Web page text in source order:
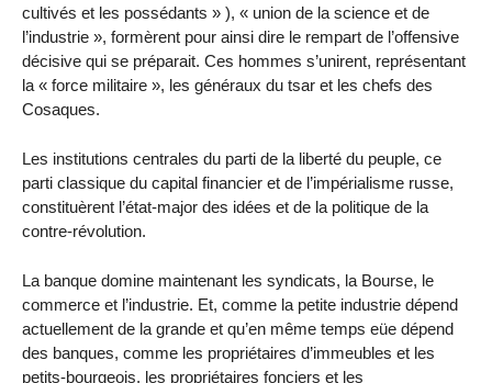
cultivés et les possédants » ), « union de la science et de
l’industrie », formèrent pour ainsi dire le rempart de l’offensive
décisive qui se préparait. Ces hommes s’unirent, représentant
la « force militaire », les généraux du tsar et les chefs des
Cosaques.
Les institutions centrales du parti de la liberté du peuple, ce
parti classique du capital financier et de l’impérialisme russe,
constituèrent l’état-major des idées et de la politique de la
contre-révolution.
La banque domine maintenant les syndicats, la Bourse, le
commerce et l’industrie. Et, comme la petite industrie dépend
actuellement de la grande et qu’en même temps eüe dépend
des banques, comme les propriétaires d’immeubles et les
petits-bourgeois, les propriétaires fonciers et les